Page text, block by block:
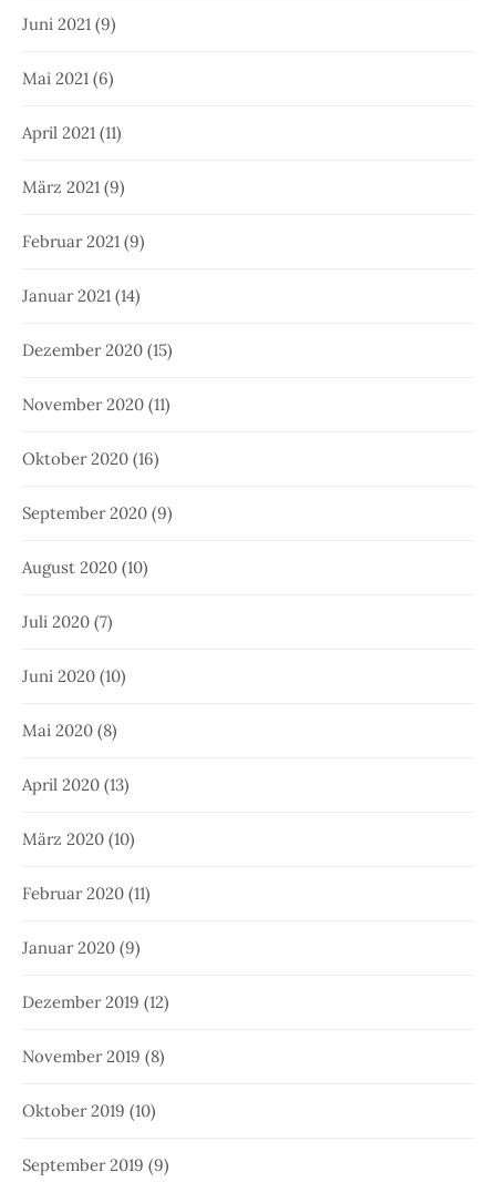
Juni 2021 (9)
Mai 2021 (6)
April 2021 (11)
März 2021 (9)
Februar 2021 (9)
Januar 2021 (14)
Dezember 2020 (15)
November 2020 (11)
Oktober 2020 (16)
September 2020 (9)
August 2020 (10)
Juli 2020 (7)
Juni 2020 (10)
Mai 2020 (8)
April 2020 (13)
März 2020 (10)
Februar 2020 (11)
Januar 2020 (9)
Dezember 2019 (12)
November 2019 (8)
Oktober 2019 (10)
September 2019 (9)